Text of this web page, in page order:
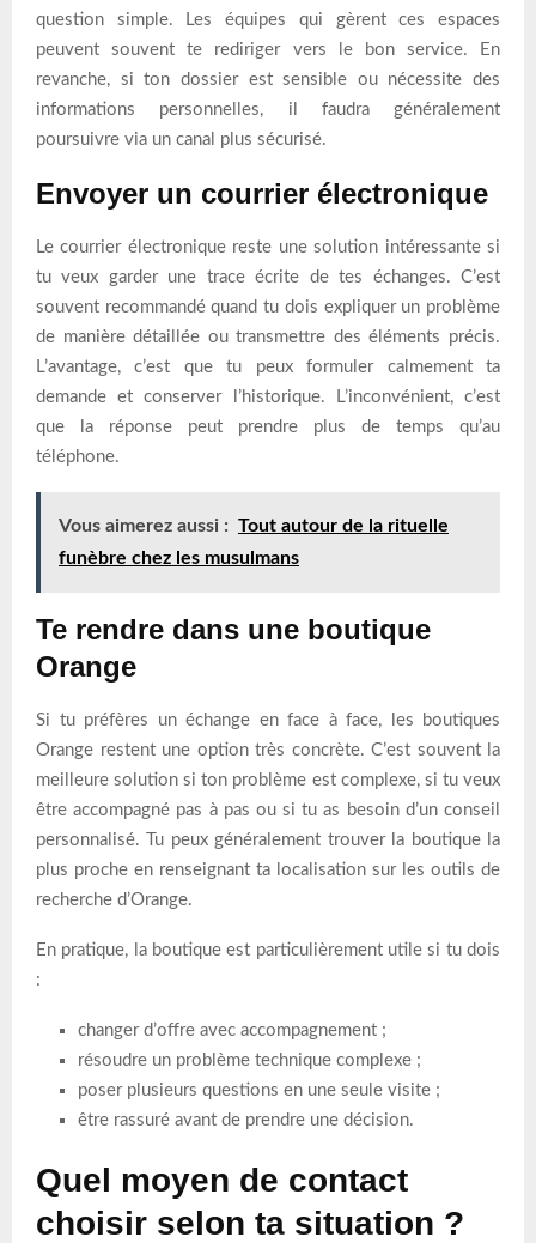
question simple. Les équipes qui gèrent ces espaces
peuvent souvent te rediriger vers le bon service. En
revanche, si ton dossier est sensible ou nécessite des
informations personnelles, il faudra généralement
poursuivre via un canal plus sécurisé.
Envoyer un courrier électronique
Le courrier électronique reste une solution intéressante si
tu veux garder une trace écrite de tes échanges. C’est
souvent recommandé quand tu dois expliquer un problème
de manière détaillée ou transmettre des éléments précis.
L’avantage, c’est que tu peux formuler calmement ta
demande et conserver l’historique. L’inconvénient, c’est
que la réponse peut prendre plus de temps qu’au
téléphone.
Vous aimerez aussi : Tout autour de la rituelle
funèbre chez les musulmans
Te rendre dans une boutique
Orange
Si tu préfères un échange en face à face, les boutiques
Orange restent une option très concrète. C’est souvent la
meilleure solution si ton problème est complexe, si tu veux
être accompagné pas à pas ou si tu as besoin d’un conseil
personnalisé. Tu peux généralement trouver la boutique la
plus proche en renseignant ta localisation sur les outils de
recherche d’Orange.
En pratique, la boutique est particulièrement utile si tu dois
:
changer d’offre avec accompagnement ;
résoudre un problème technique complexe ;
poser plusieurs questions en une seule visite ;
être rassuré avant de prendre une décision.
Quel moyen de contact
choisir selon ta situation ?